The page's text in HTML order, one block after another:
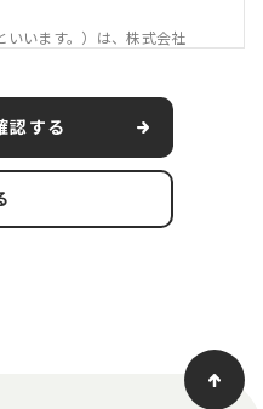
いいます。）は、株式会社
（https://mogustore.jp 以
利用条件を定めるもので
合には、適用法令に従い、本
この場合、当社は、本サイ
認する